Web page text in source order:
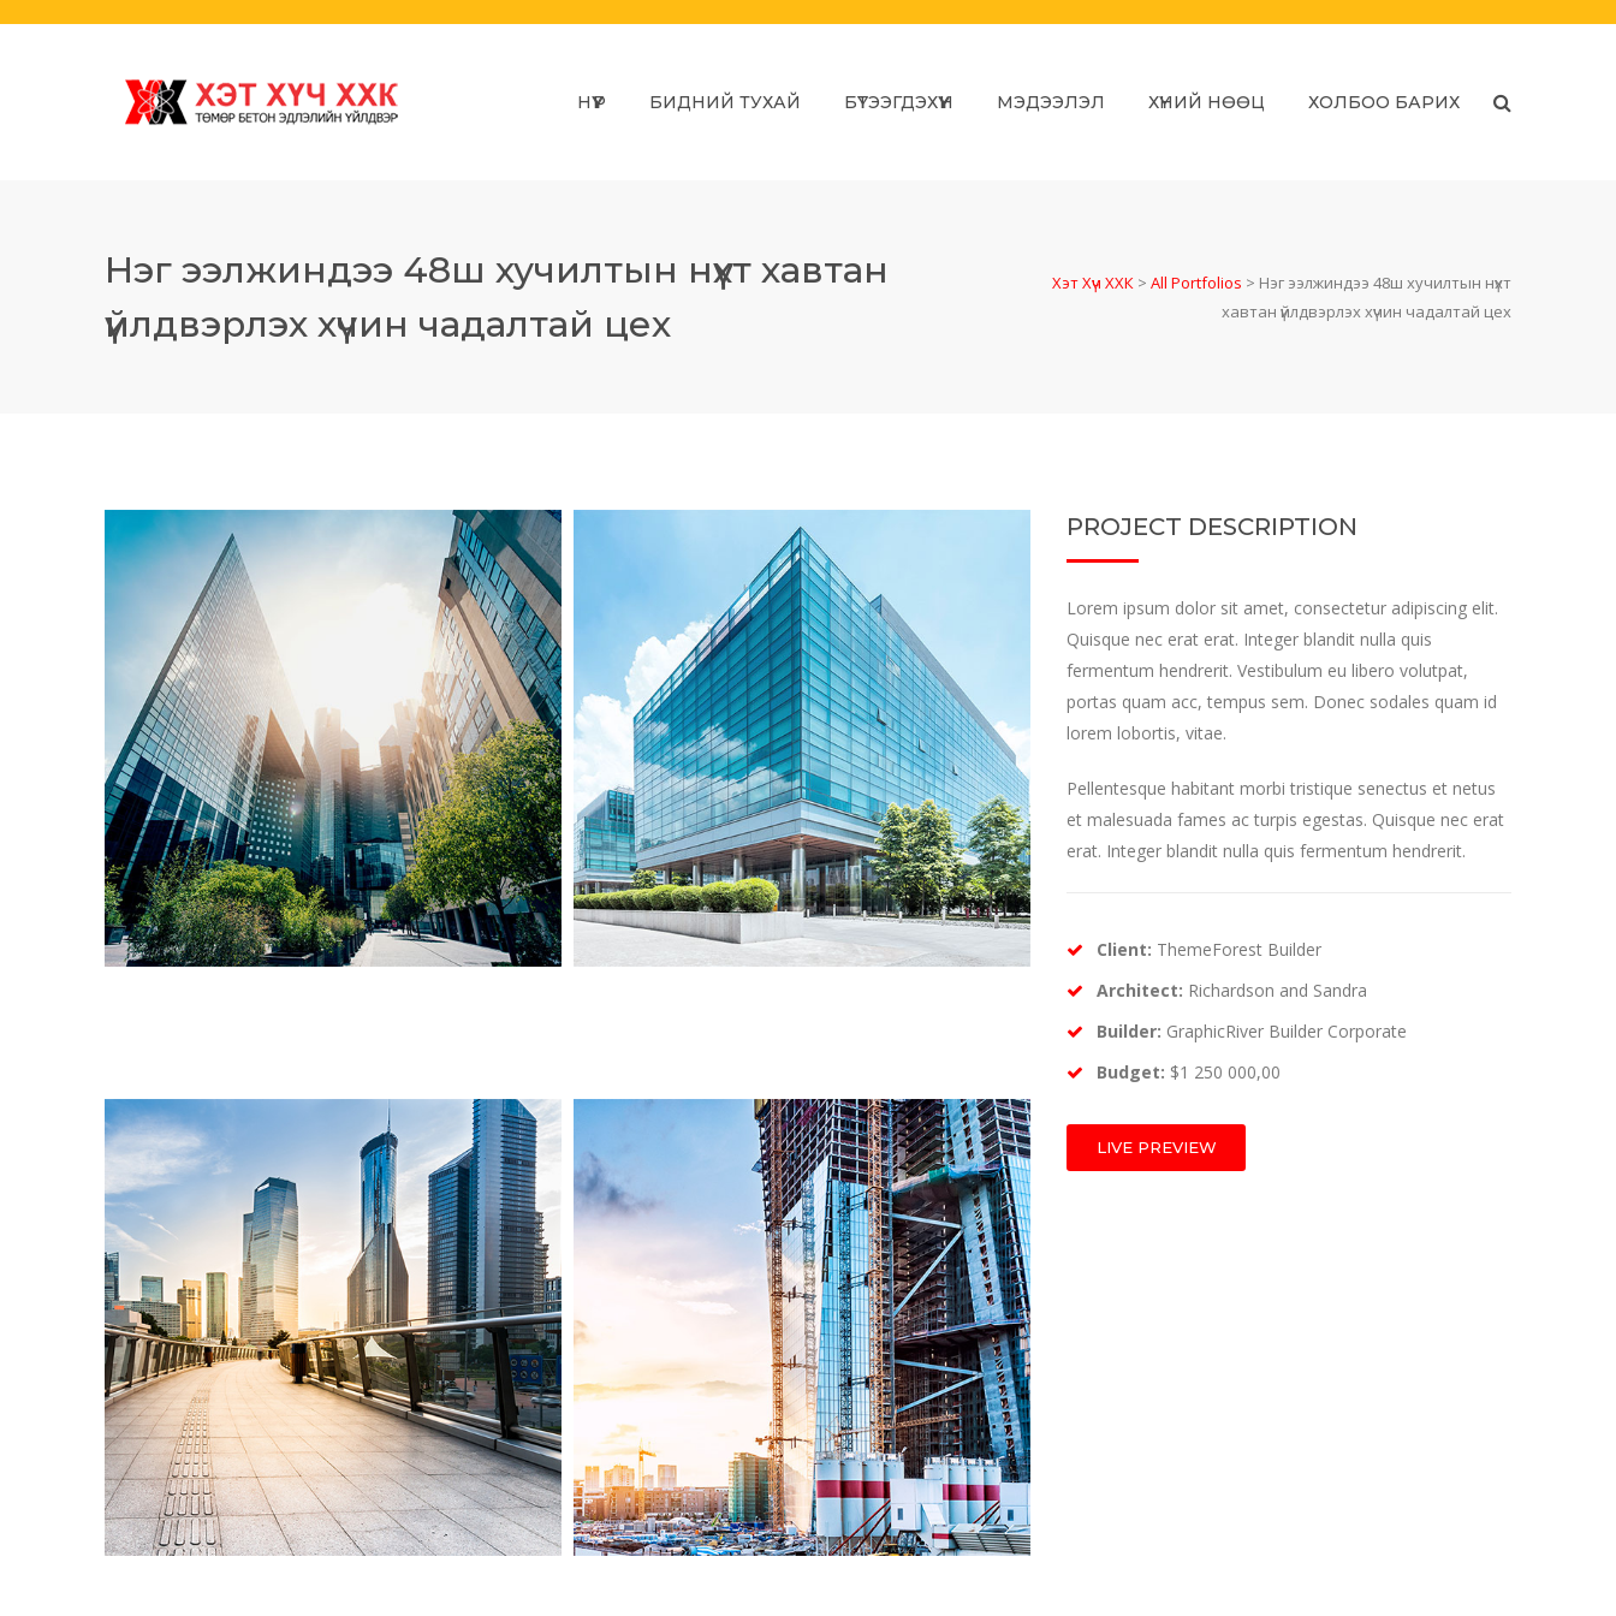
НҮҮР БИДНИЙ ТУХАЙ БҮТЭЭГДЭХҮҮН МЭДЭЭЛЭЛ ХҮНИЙ НӨӨЦ ХОЛБОО БАРИХ
Нэг ээлжиндээ 48ш хучилтын нүхт хавтан
үйлдвэрлэх хүчин чадалтай цех
Хэт Хүч ХХК > All Portfolios > Нэг ээлжиндээ 48ш хучилтын нүхт
хавтан үйлдвэрлэх хүчин чадалтай цех
PROJECT DESCRIPTION
Lorem ipsum dolor sit amet, consectetur adipiscing elit.
Quisque nec erat erat. Integer blandit nulla quis
fermentum hendrerit. Vestibulum eu libero volutpat,
portas quam acc, tempus sem. Donec sodales quam id
lorem lobortis, vitae.
Pellentesque habitant morbi tristique senectus et netus
et malesuada fames ac turpis egestas. Quisque nec erat
erat. Integer blandit nulla quis fermentum hendrerit.
Client: ThemeForest Builder
Architect: Richardson and Sandra
Builder: GraphicRiver Builder Corporate
Budget: $1 250 000,00
LIVE PREVIEW